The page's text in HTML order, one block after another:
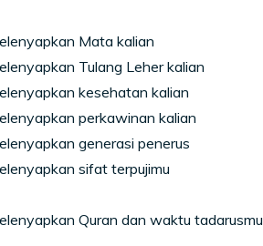
Mata kalian
Tulang Leher kalian
kesehatan kalian
perkawinan kalian
generasi penerus
sifat terpujimu
Quran dan waktu tadarusmu